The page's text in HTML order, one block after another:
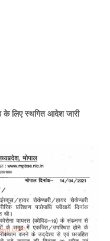
के लिए स्थगित आदेश जारी